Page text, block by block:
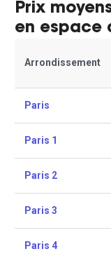
Prix
en espace
Arrondissement
Paris
Paris 1
Paris 2
Paris 3
Paris 4